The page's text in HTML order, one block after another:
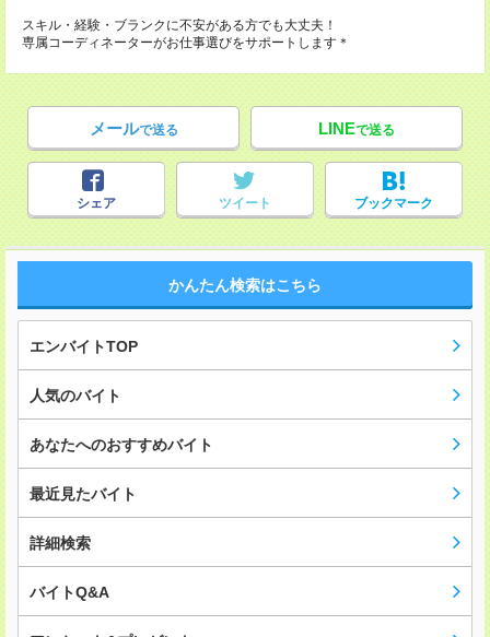
スキル・経験・ブランクに不安がある方でも大丈夫！
専属コーディネーターがお仕事選びをサポートします＊
メールで送る LINEで送る
シェア ツイート ブックマーク
かんたん検索はこちら
エンバイトTOP
人気のバイト
あなたへのおすすめバイト
最近見たバイト
詳細検索
バイトQ&A